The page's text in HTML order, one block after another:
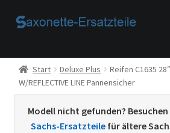
Zur
Zum
Start
AGB
Beispiel-Seite
Start Deluxe Plus
Reifen C1635
W/REFLECTIVE LINE Pannensicher
Modell nicht gefunden? Besuchen
Sachs-Ersatzteilefür ältere